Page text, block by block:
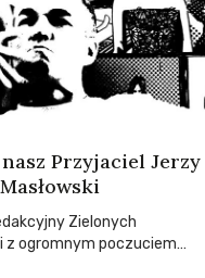
nasz Przyjaciel Jerzy
Zielonych
z ogromnym poczuciem